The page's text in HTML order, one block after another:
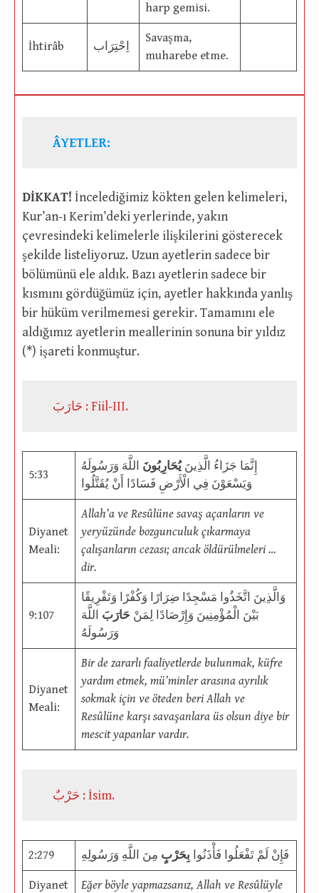
harp gemisi.
İhtirâb اِحْتِرَاب
Savaşma,
muharebe etme.
ÂYETLER:
DİKKAT! İncelediğimiz kökten gelen kelimeleri,
Kur’an-ı Kerim’deki yerlerinde, yakın
çevresindeki kelimelerle ilişkilerini gösterecek
şekilde listeliyoruz. Uzun ayetlerin sadece bir
bölümünü ele aldık. Bazı ayetlerin sadece bir
kısmını gördüğümüz için, ayetler hakkında yanlış
bir hüküm verilmemesi gerekir. Tamamını ele
aldığımız ayetlerin meallerinin sonuna bir yıldız
(*) işareti konmuştur.
حَارَبَ : Fiil-III.
5:33
إِنَّمَا جَزَاءُ الَّذِينَيُحَارِبُونَ اللَّهَ وَرَسُولَهُ
وَيَسْعَوْنَ فِي الْأَرْضِ فَسَادًا أَنْ يُقَتَّلُوا
Diyanet
Meali:
Allah’a ve Resûlüne savaş açanların ve
yeryüzünde bozgunculuk çıkarmaya
çalışanların cezası; ancak öldürülmeleri …
dir.
9:107
وَالَّذِينَ اتَّخَذُوا مَسْجِدًا ضِرَارًا وَكُفْرًا وَتَفْرِيقًا
بَيْنَ الْمُؤْمِنِينَ وَإِرْصَادًا لِمَنْ حَارَبَ اللَّهَ
وَرَسُولَهُ
Diyanet
Meali:
Bir de zararlı faaliyetlerde bulunmak, küfre
yardım etmek, mü’minler arasına ayrılık
sokmak için ve öteden beri Allah ve
Resûlüne karşı savaşanlara üs olsun diye bir
mescit yapanlar vardır.
حَرْبٌ : İsim.
2:279 فَإِنْ لَمْ تَفْعَلُوا فَأْذَنُوا بِحَرْبٍ مِنَ اللَّهِ وَرَسُولِهِ
Diyanet
Eğer böyle yapmazsanız, Allah ve Resûlüyle